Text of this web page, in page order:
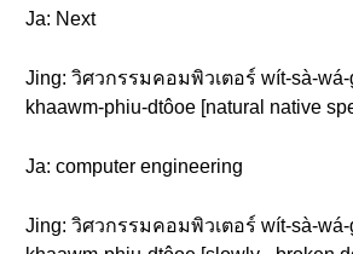
Ja: Next
Jing: วิศวกรรมคอมพิวเตอร์ wít-sà-wá-
khaawm-phiu-dtôoe [natural native
Ja: computer engineering
Jing: วิศวกรรมคอมพิวเตอร์ wít-sà-wá-